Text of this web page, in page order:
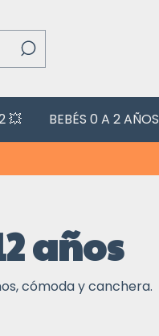
💥 BEBÉS 0 A 2 AÑOS
años
cómoda y canchera.